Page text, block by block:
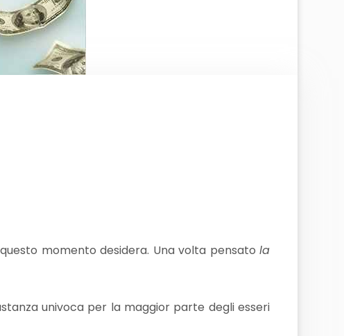
momento desidera. Una volta pensato la
univoca per la maggior parte degli esseri